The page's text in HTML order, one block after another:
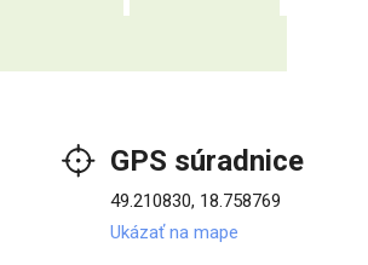
GPS súradnice
49.210830, 18.758769
Ukázať na mape